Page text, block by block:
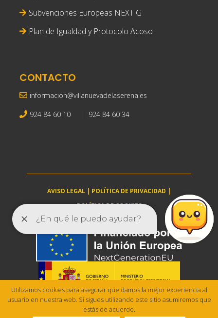
Subvenciones Europeas NEXT G
Plan de Igualdad y Protocolo Acoso
CONTACTO
informacion@villanuevadelaserena.es
924 84 60 10 | 924 84 60 34
AVISO LEGAL | POLÍTICA DE PRIVACIDAD |
POLÍTICA DE COOKIES
Utilizamos cookies para asegurar que damos la mejor experiencia al
usuario en nuestra web. Si sigues utilizando este sitio asumiremos que
estás de acuerdo.